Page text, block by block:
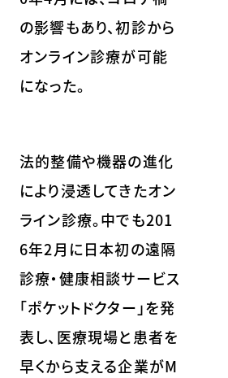
の影響もあり、初診から
オンライン診療が可能
になった。
法的整備や機器の進化
により浸透してきたオン
ライン診療。中でも201
6年2月に日本初の遠隔
診療・健康相談サービス
「ポケットドクター」を発
表し、医療現場と患者を
早くから支える企業がM